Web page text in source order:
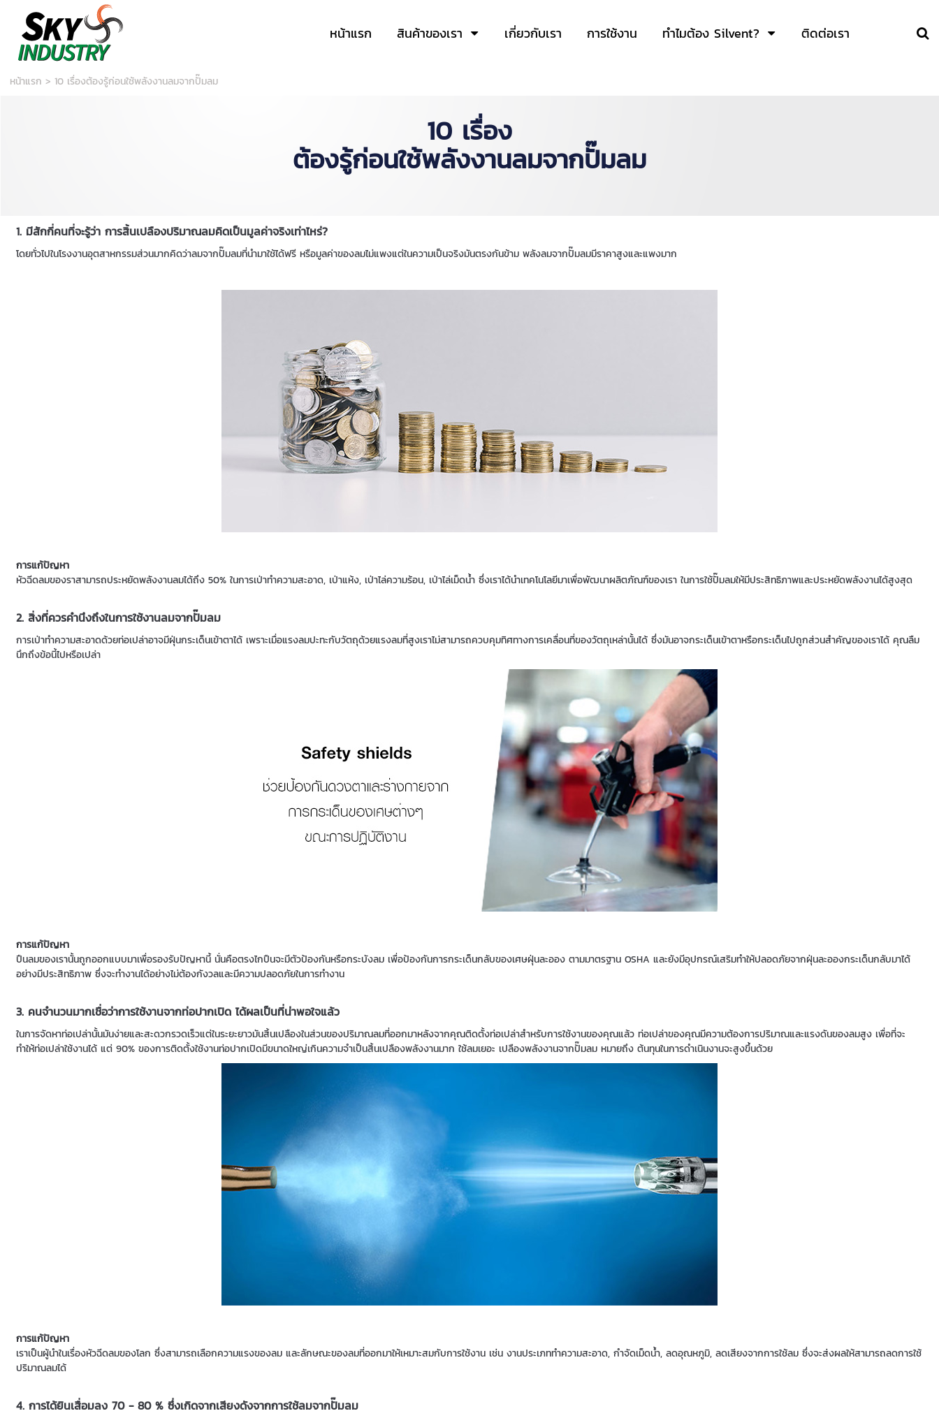
หน้าแรก สินค้าของเรา เกี่ยวกับเรา การใช้งาน ทำไมต้อง Silvent? ติดต่อเรา
หน้าแรก > 10 เรื่องต้องรู้ก่อนใช้พลังงานลมจากปั๊มลม
10 เรื่อง
ต้องรู้ก่อนใช้พลังงานลมจากปั๊มลม
1. มีสักกี่คนที่จะรู้ว่า การสิ้นเปลืองปริมาณลมคิดเป็นมูลค่าจริงเท่าไหร่?
โดยทั่วไปในโรงงานอุตสาหกรรมส่วนมากคิดว่าลมจากปั๊มลมที่นำมาใช้ได้ฟรี หรือมูลค่าของลมไม่แพงแต่ในความเป็นจริงมันตรงกันข้าม พลังลมจากปั๊มลมมีราคาสูงและแพงมาก
การแก้ปัญหา
หัวฉีดลมของราสามารถประหยัดพลังงานลมได้ถึง 50% ในการเป่าทำความสะอาด, เป่าแห้ง, เป่าไล่ความร้อน, เป่าไล่เม็ดน้ำ ซึ่งเราได้นำเทคโนโลยีมาเพื่อพัฒนาผลิตภัณฑ์ของเรา ในการใช้ปั๊มลมให้มีประสิทธิภาพและประหยัดพลังงานได้สูงสุด
2. สิ่งที่ควรคำนึงถึงในการใช้งานลมจากปั๊มลม
การเป่าทำความสะอาดด้วยท่อเปล่าอาจมีฝุ่นกระเด็นเข้าตาได้ เพราะเมื่อแรงลมปะทะกับวัตถุด้วยแรงลมที่สูงเราไม่สามารถควบคุมทิศทางการเคลื่อนที่ของวัตถุเหล่านั้นได้ ซึ่งมันอาจกระเด็นเข้าตาหรือกระเด็นไปถูกส่วนสำคัญของเราได้ คุณลืม
นึกถึงข้อนี้ไปหรือเปล่า
การแก้ปัญหา
ปืนลมของเรานั้นถูกออกแบบมาเพื่อรองรับปัญหานี้ นั่นคือตรงไกปืนจะมีตัวป้องกันหรือกระบังลม เพื่อป้องกันการกระเด็นกลับของเศษฝุ่นละออง ตามมาตรฐาน OSHA และยังมีอุปกรณ์เสริมทำให้ปลอดภัยจากฝุ่นละอองกระเด็นกลับมาได้
อย่างมีประสิทธิภาพ ซึ่งจะทำงานได้อย่างไม่ต้องกังวลและมีความปลอดภัยในการทำงาน
3. คนจำนวนมากเชื่อว่าการใช้งานจากท่อปากเปิด ได้ผลเป็นที่น่าพอใจแล้ว
ในการจัดหาท่อเปล่านั้นมันง่ายและสะดวกรวดเร็วแต่ในระยะยาวมันสิ้นเปลืองในส่วนของปริมาณลมที่ออกมาหลังจากคุณติดตั้งท่อเปล่าสำหรับการใช้งานของคุณแล้ว ท่อเปล่าของคุณมีความต้องการปริมาณและแรงดันของลมสูง เพื่อที่จะ
ทำให้ท่อเปล่าใช้งานได้ แต่ 90% ของการติดตั้งใช้งานท่อปากเปิดมีขนาดใหญ่เกินความจำเป็นสิ้นเปลืองพลังงานมากใช้ลมเยอะ เปลืองพลังงานจากปั๊มลม หมายถึง ต้นทุนในการดำเนินงานจะสูงขึ้นด้วย
การแก้ปัญหา
เราเป็นผู้นำในเรื่องหัวฉีดลมของโลก ซึ่งสามารถเลือกความแรงของลม และลักษณะของลมที่ออกมาให้เหมาะสมกับการใช้งาน เช่น งานประเภททำความสะอาด, กำจัดเม็ดน้ำ, ลดอุณหภูมิ, ลดเสียงจากการใช้ลม ซึ่งจะส่งผลให้สามารถลดการใช้
ปริมาณลมได้
4. การได้ยินเสื่อมลง 70 - 80 % ซึ่งเกิดจากเสียงดังจากการใช้ลมจากปั๊มลม